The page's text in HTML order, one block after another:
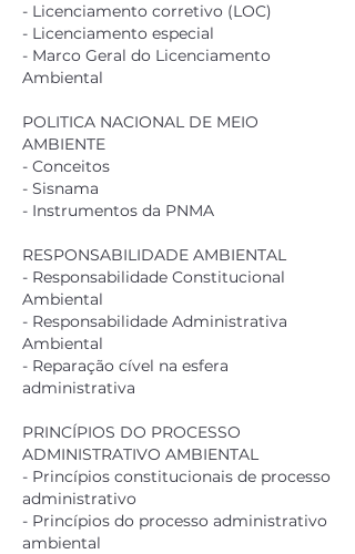
- Licenciamento corretivo (LOC)
- Licenciamento especial
- Marco Geral do Licenciamento
Ambiental
POLITICA NACIONAL DE MEIO
AMBIENTE
- Conceitos
- Sisnama
- Instrumentos da PNMA
RESPONSABILIDADE AMBIENTAL
- Responsabilidade Constitucional
Ambiental
- Responsabilidade Administrativa
Ambiental
- Reparação cível na esfera
administrativa
PRINCÍPIOS DO PROCESSO
ADMINISTRATIVO AMBIENTAL
- Princípios constitucionais de processo
administrativo
- Princípios do processo administrativo
ambiental